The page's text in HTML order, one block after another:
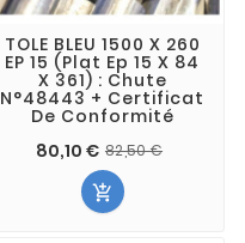
TOLE BLEU 1500 X 260
EP 15 (Plat Ep 15 X 84
X 361) : Chute
N°48443 + Certificat
De Conformité
80,10 € 82,50 €
